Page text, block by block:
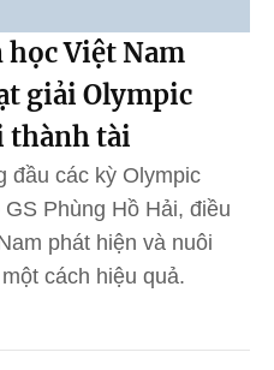
Việt Nam
giải Olympic
thành tài
đầu các kỳ Olympic
Phùng Hồ Hải, điều
phát hiện và nuôi
cách hiệu quả.